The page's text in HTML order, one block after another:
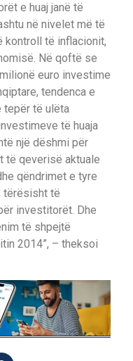
e huaj janë të
në nivelet më të
kontroll të inflacionit,
Në qoftë se
euro investime
tendenca e
tepër të ulëta
të huaja
një dëshmi për
të qeverisë aktuale
qëndrimet e tyre
tërësisht të
investitorët. Dhe
të shpejtë
2014”, – theksoi